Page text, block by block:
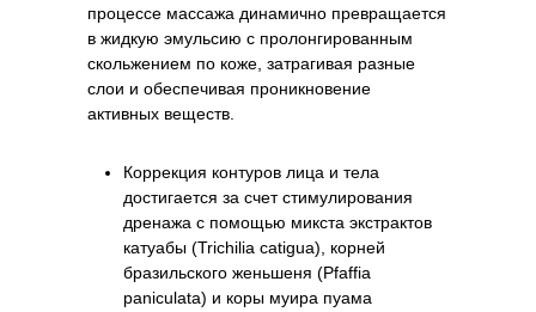
процессе массажа динамично превращается
в жидкую эмульсию с пролонгированным
скольжением по коже, затрагивая разные
слои и обеспечивая проникновение
активных веществ.
Коррекция контуров лица и тела
достигается за счет стимулирования
дренажа с помощью микста экстрактов
катуабы (Trichilia catigua), корней
бразильского женьшеня (Pfaffia
paniculata) и коры муира пуама